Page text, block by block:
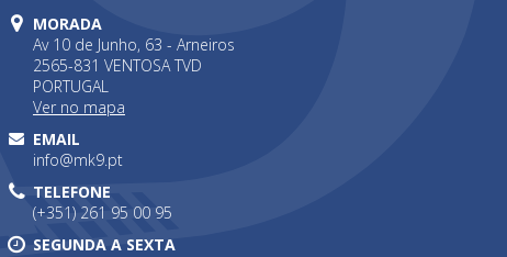
MORADA
Av 10 de Junho, 63 - Arneiros
2565-831 VENTOSA TVD
PORTUGAL
Ver no mapa
EMAIL
info@mk9.pt
TELEFONE
(+351) 261 95 00 95
SEGUNDA A SEXTA